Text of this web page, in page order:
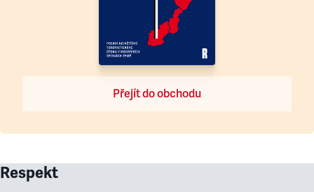
Přejít do obchodu
Respekt